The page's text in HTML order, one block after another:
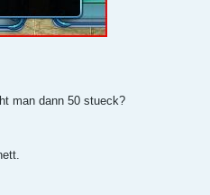
man dann 50 stueck?